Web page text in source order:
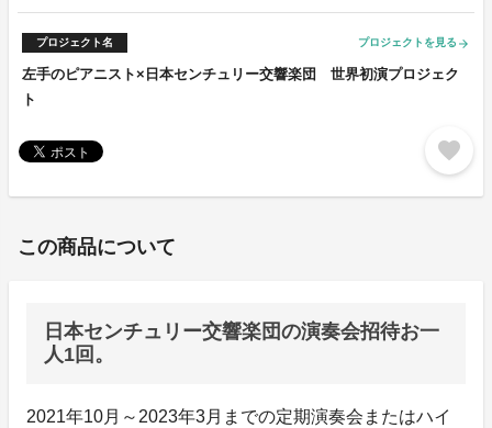
プロジェクト名 プロジェクトを見る arrow_forward
左手のピアニスト×日本センチュリー交響楽団 世界初演プロジェク
ト
favorite
この商品について
日本センチュリー交響楽団の演奏会招待お一
人1回。
2021年10月～2023年3月までの定期演奏会またはハイ